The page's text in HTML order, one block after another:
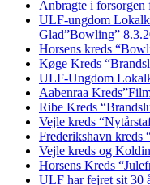
Anbragte i
ULF-ungdom
Glad”Bowling”
Horsens kreds
Køge Kreds
ULF-Ungdom
Aabenraa
Ribe Kreds
Vejle kreds
Frederikshavn kreds
Vejle kreds og
Horsens Kreds
ULF har fejret sit 30